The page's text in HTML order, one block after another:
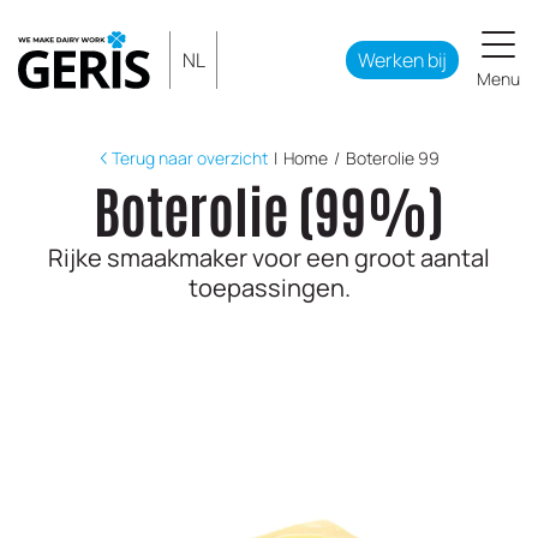
NL Werken bij
Menu
Terug naar overzicht | Home / Boterolie 99
Boterolie (99%)
Rijke smaakmaker voor een groot aantal
toepassingen.